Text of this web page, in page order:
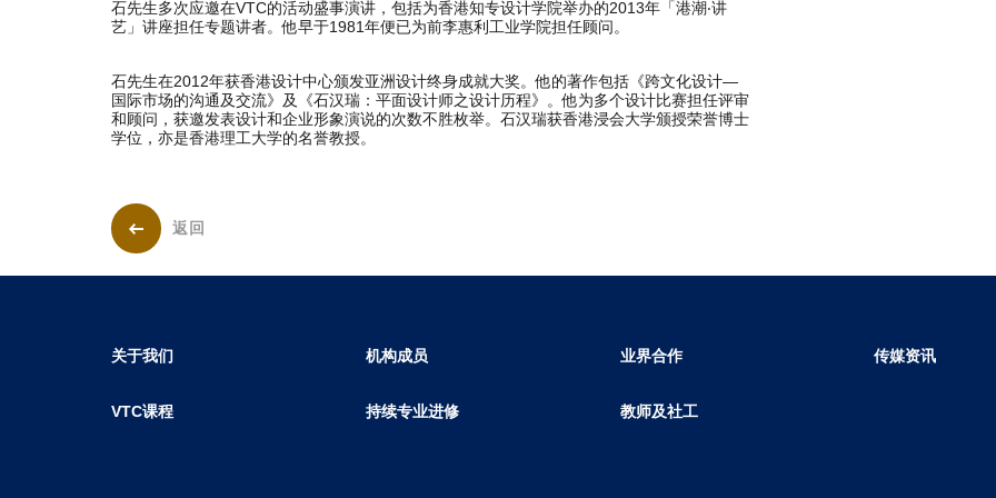
石先生多次应邀在VTC的活动盛事演讲，包括为香港知专设计学院举办的2013年「港潮‧讲
艺」讲座担任专题讲者。他早于1981年便已为前李惠利工业学院担任顾问。
石先生在2012年获香港设计中心颁发亚洲设计终身成就大奖。他的著作包括《跨文化设计—
国际市场的沟通及交流》及《石汉瑞：平面设计师之设计历程》。他为多个设计比赛担任评审
和顾问，获邀发表设计和企业形象演说的次数不胜枚举。石汉瑞获香港浸会大学颁授荣誉博士
学位，亦是香港理工大学的名誉教授。
返回
关于我们 机构成员 业界合作 传媒资讯
VTC课程 持续专业进修 教师及社工